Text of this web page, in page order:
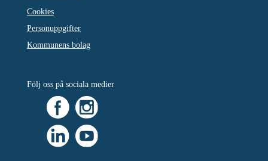
Cookies
Personuppgifter
Kommunens bolag
Följ oss på sociala medier